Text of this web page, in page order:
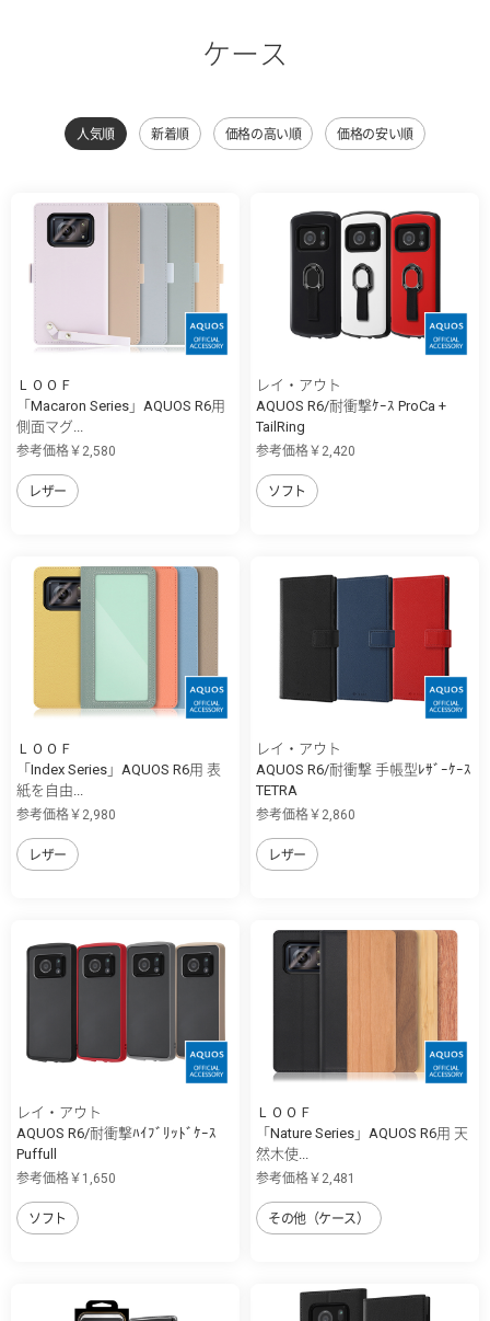
ケース
人気順 新着順 価格の高い順 価格の安い順
ＬＯＯＦ
「Macaron Series」AQUOS R6用
側面マグ...
参考価格￥2,580
レザー
レイ・アウト
AQUOS R6/耐衝撃ｹｰｽ ProCa +
TailRing
参考価格￥2,420
ソフト
ＬＯＯＦ
「Index Series」AQUOS R6用 表
紙を自由...
参考価格￥2,980
レザー
レイ・アウト
AQUOS R6/耐衝撃 手帳型ﾚｻﾞｰｹｰｽ
TETRA
参考価格￥2,860
レザー
レイ・アウト
AQUOS R6/耐衝撃ﾊｲﾌﾞﾘｯﾄﾞｹｰｽ
Puffull
参考価格￥1,650
ソフト
ＬＯＯＦ
「Nature Series」AQUOS R6用 天
然木使...
参考価格￥2,481
その他（ケース）